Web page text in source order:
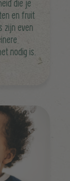
die je
en fruit
zijn even
nodig is.